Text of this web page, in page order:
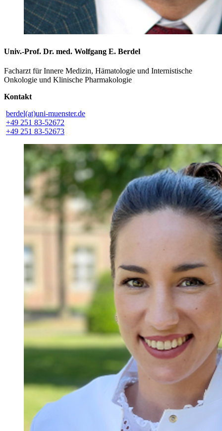
Univ.-Prof. Dr. med. Wolfgang E. Berdel
Facharzt für Innere Medizin, Hämatologie und Internistische
Onkologie und Klinische Pharmakologie
Kontakt
berdel(at)uni-muenster.de
+49 251 83-52672
+49 251 83-52673